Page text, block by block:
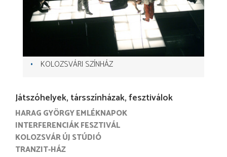
KOLOZSVÁRI SZÍNHÁZ
Játszóhelyek, társszínházak, fesztiválok
HARAG GYÖRGY EMLÉKNAPOK
INTERFERENCIÁK FESZTIVÁL
KOLOZSVÁR ÚJ STÚDIÓ
TRANZIT-HÁZ